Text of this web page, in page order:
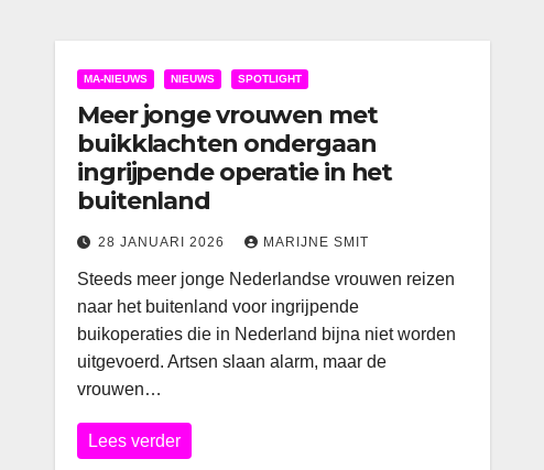
MA-NIEUWS NIEUWS SPOTLIGHT
Meer jonge vrouwen met
buikklachten ondergaan
ingrijpende operatie in het
buitenland
28 JANUARI 2026 MARIJNE SMIT
Steeds meer jonge Nederlandse vrouwen reizen
naar het buitenland voor ingrijpende
buikoperaties die in Nederland bijna niet worden
uitgevoerd. Artsen slaan alarm, maar de
vrouwen…
Lees verder